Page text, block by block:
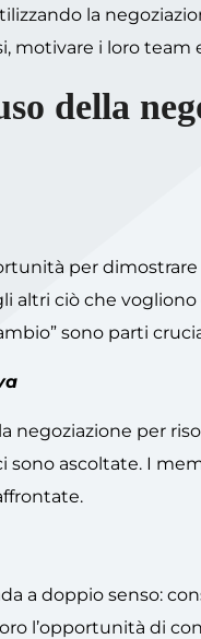
la
motivare i loro team
della
per
altri ciò che
sono parti
negoziazione per
sono ascoltate. I
a doppio senso:
l’opportunità di